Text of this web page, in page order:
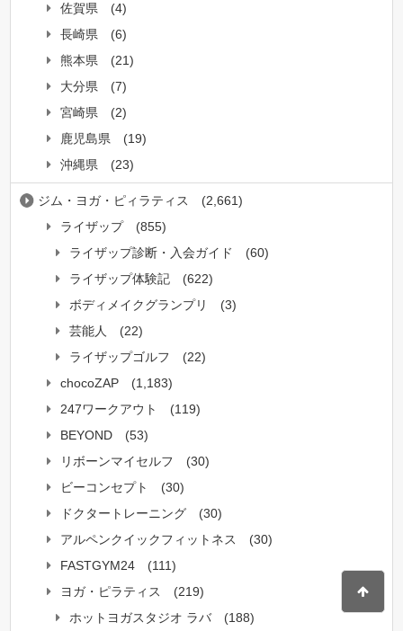
佐賀県
(4)
長崎県
(6)
熊本県
(21)
大分県
(7)
宮崎県
(2)
鹿児島県
(19)
沖縄県
(23)
ジム・ヨガ・ピィラティス
(2,661)
ライザップ
(855)
ライザップ診断・入会ガイド
(60)
ライザップ体験記
(622)
ボディメイクグランプリ
(3)
芸能人
(22)
ライザップゴルフ
(22)
chocoZAP
(1,183)
247ワークアウト
(119)
BEYOND
(53)
リボーンマイセルフ
(30)
ビーコンセプト
(30)
ドクタートレーニング
(30)
アルペンクイックフィットネス
(30)
FASTGYM24
(111)
ヨガ・ピラティス
(219)
ホットヨガスタジオ ラバ
(188)